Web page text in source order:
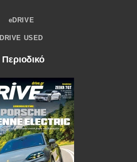
eDRIVE
DRIVE USED
Περιοδικό